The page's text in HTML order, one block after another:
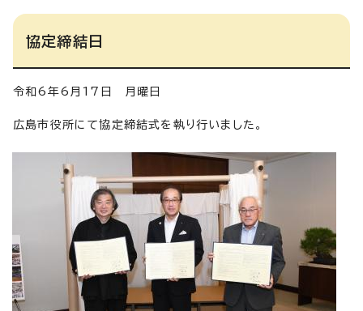
協定締結日
令和6年6月17日 月曜日
広島市役所にて協定締結式を執り行いました。